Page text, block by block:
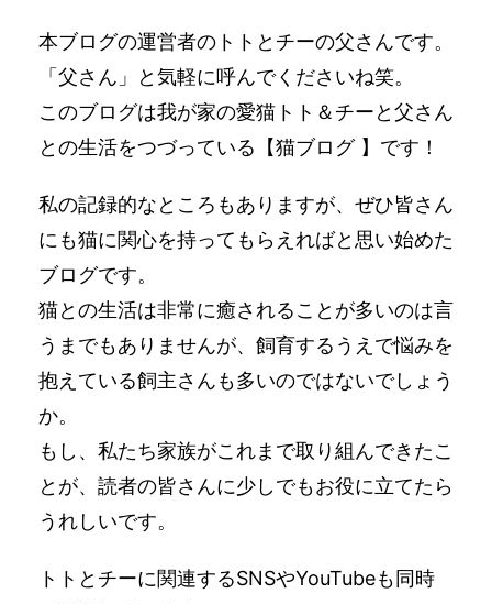
本ブログの運営者のトトとチーの父さんです。
「父さん」と気軽に呼んでくださいね笑。
このブログは我が家の愛猫トト＆チーと父さん
との生活をつづっている【猫ブログ 】です！
私の記録的なところもありますが、ぜひ皆さん
にも猫に関心を持ってもらえればと思い始めた
ブログです。
猫との生活は非常に癒されることが多いのは言
うまでもありませんが、飼育するうえで悩みを
抱えている飼主さんも多いのではないでしょう
か。
もし、私たち家族がこれまで取り組んできたこ
とが、読者の皆さんに少しでもお役に立てたら
うれしいです。
トトとチーに関連するSNSやYouTubeも同時